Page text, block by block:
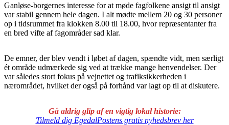
Ganløse-borgernes interesse for at møde fagfolkene ansigt til ansigt
var stabil gennem hele dagen. I alt mødte mellem 20 og 30 personer
op i tidsrummet fra klokken 8.00 til 18.00, hvor repræsentanter fra
en bred vifte af fagområder sad klar.
De emner, der blev vendt i løbet af dagen, spændte vidt, men særligt
ét område udmærkede sig ved at trække mange henvendelser. Der
var således stort fokus på vejnettet og trafiksikkerheden i
nærområdet, hvilket der også på forhånd var lagt op til at diskutere.
Gå aldrig glip af en vigtig lokal historie:
Tilmeld dig EgedalPostens gratis nyhedsbrev her